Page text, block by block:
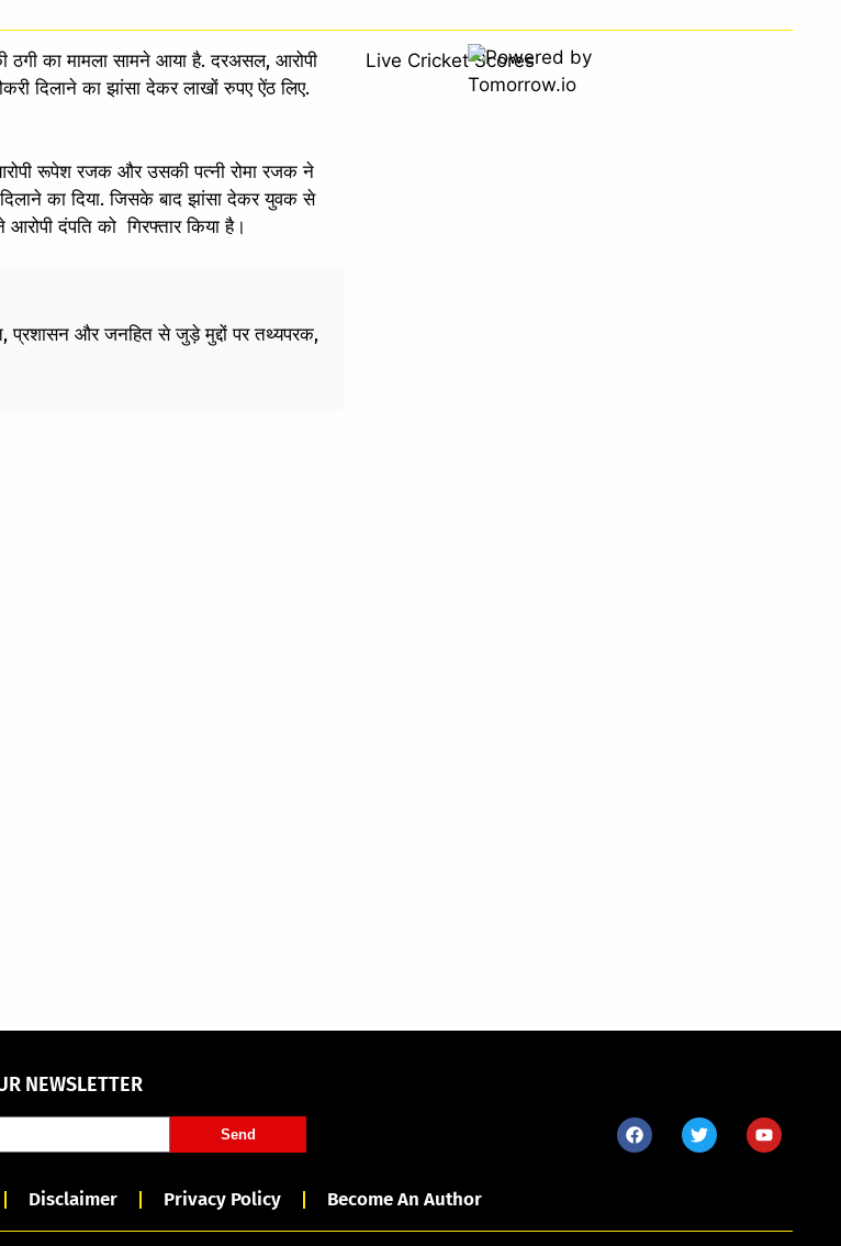
ठगी का मामला सामने आया है. दरअसल, आरोपी
दिलाने का झांसा देकर लाखों रुपए ऐंठ लिए.
रूपेश रजक और उसकी पत्नी रोमा रजक ने
का दिया. जिसके बाद झांसा देकर युवक से
दंपति को गिरफ्तार किया है।
प्रशासन और जनहित से जुड़े मुद्दों पर तथ्यपरक,
Live Cricket Scores
NEWSLETTER
Send
Disclaimer Privacy Policy Become An Author